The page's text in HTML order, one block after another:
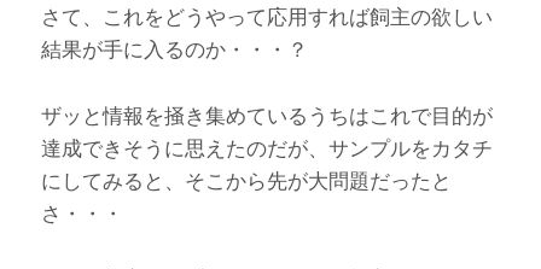
さて、これをどうやって応用すれば飼主の欲しい
結果が手に入るのか・・・？
ザッと情報を掻き集めているうちはこれで目的が
達成できそうに思えたのだが、サンプルをカタチ
にしてみると、そこから先が大問題だったと
さ・・・